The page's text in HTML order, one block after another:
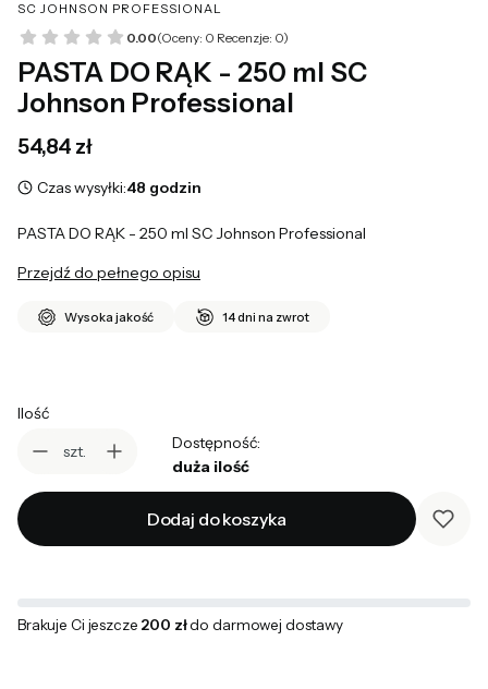
SC JOHNSON PROFESSIONAL
0.00(Oceny: 0 Recenzje: 0)
PASTA DO RĄK - 250 ml SC
Johnson Professional
Cena
54,84 zł
Czas wysyłki:48 godzin
PASTA DO RĄK - 250 ml SC Johnson Professional
Przejdź do pełnego opisu
Wysoka jakość 14 dni na zwrot
Ilość
szt.
Dostępność:
duża ilość
Dodaj do koszyka
Brakuje Ci jeszcze 200 złdo darmowej dostawy